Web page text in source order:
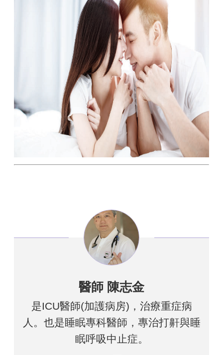
醫師 陳志金
是ICU醫師(加護病房)，治療重症病
人。也是睡眠專科醫師，專治打鼾與睡
眠呼吸中止症。